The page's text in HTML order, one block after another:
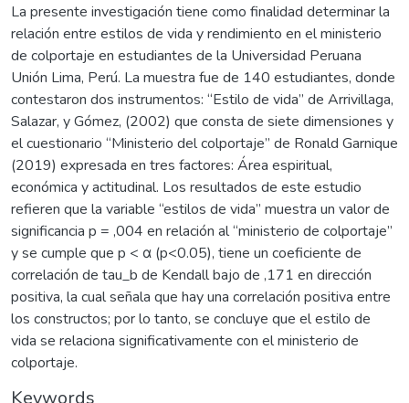
La presente investigación tiene como finalidad determinar la
relación entre estilos de vida y rendimiento en el ministerio
de colportaje en estudiantes de la Universidad Peruana
Unión Lima, Perú. La muestra fue de 140 estudiantes, donde
contestaron dos instrumentos: “Estilo de vida” de Arrivillaga,
Salazar, y Gómez, (2002) que consta de siete dimensiones y
el cuestionario “Ministerio del colportaje” de Ronald Garnique
(2019) expresada en tres factores: Área espiritual,
económica y actitudinal. Los resultados de este estudio
refieren que la variable “estilos de vida” muestra un valor de
significancia p = ,004 en relación al “ministerio de colportaje”
y se cumple que p < α (p<0.05), tiene un coeficiente de
correlación de tau_b de Kendall bajo de ,171 en dirección
positiva, la cual señala que hay una correlación positiva entre
los constructos; por lo tanto, se concluye que el estilo de
vida se relaciona significativamente con el ministerio de
colportaje.
Keywords